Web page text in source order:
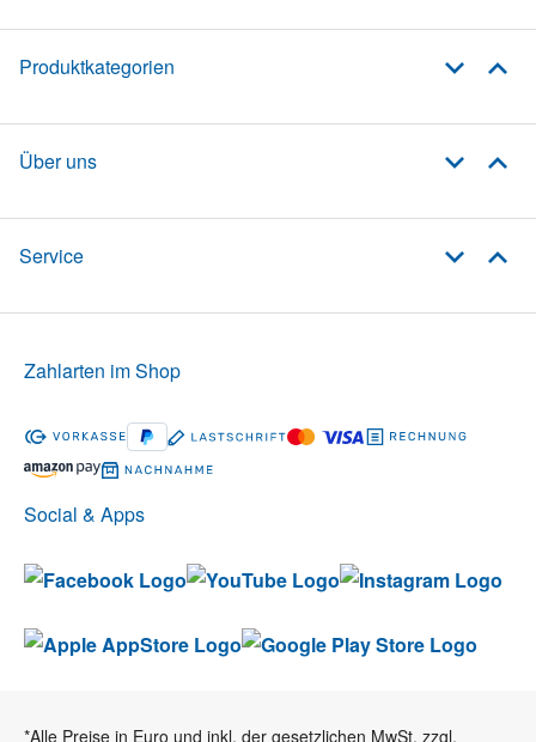
Produktkategorien
Über uns
Service
Social & Apps
Zahlarten im Shop
*Alle Preise in Euro und inkl. der gesetzlichen MwSt. zzgl.